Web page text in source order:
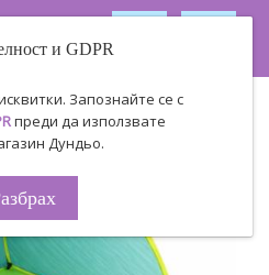
и GDPR
Запознайте се с
преди да използвате
Дундьо.